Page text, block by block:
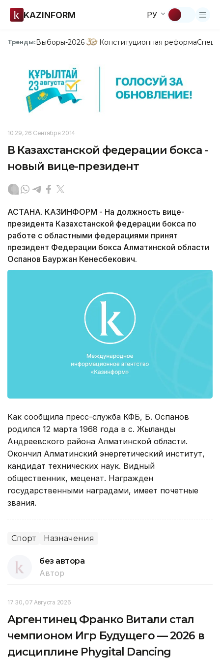
KAZINFORM РУ
Тренды:Выборы-2026 Конституционная реформа
10:29, 26 Сентября 2014
В Казахстанской федерации бокса -
новый вице-президент
АСТАНА. КАЗИНФОРМ - На должность вице-
президента Казахстанской федерации бокса по
работе с областными федерациями принят
президент Федерации бокса Алматинской области
Оспанов Бауржан Кенесбекович.
Как сообщила пресс-служба КФБ, Б. Оспанов
родился 12 марта 1968 года в с. Жыланды
Андреевского района Алматинской области.
Окончил Алматинский энергетический институт,
кандидат технических наук. Видный
общественник, меценат. Награжден
государственными наградами, имеет почетные
звания.
Спорт Назначения
без автора
Автор
17:30, 07 Августа 2026
Аргентинец Франко Витали стал
чемпионом Игр Будущего — 2026 в
дисциплине Phygital Dancing